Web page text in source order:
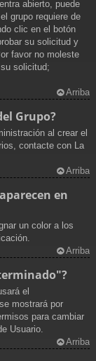
abierto, puede
grupo requiere de
clic en el botón
su solicitud y
favor no moleste
solicitud;
Arriba
Grupo?
al crear el
contacte con La
Arriba
en
un color a los
Arriba
el
mostrará por
para cambiar
Usuario.
Arriba